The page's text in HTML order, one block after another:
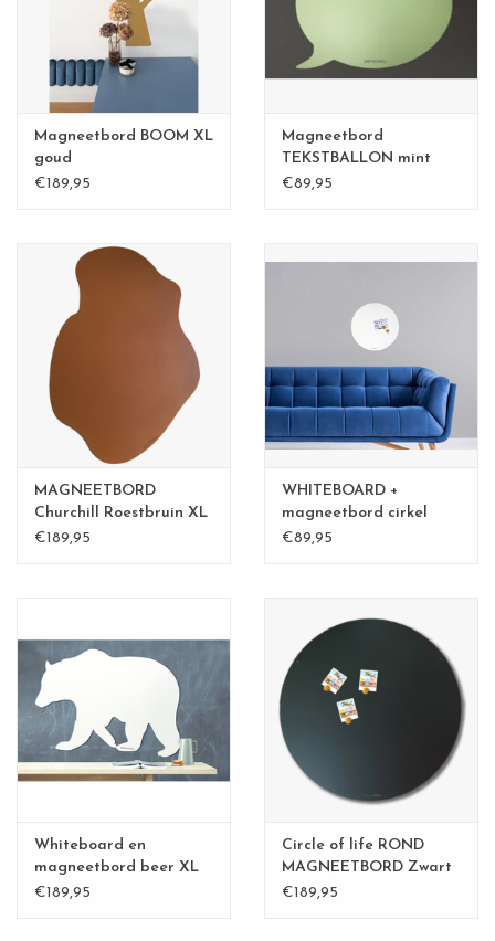
Magneetbord BOOM XL
goud
€189,95
Magneetbord
TEKSTBALLON mint
groen
€89,95
MAGNEETBORD
Churchill Roestbruin XL
€189,95
WHITEBOARD +
magneetbord cirkel
rond 50 cm
€89,95
Whiteboard en
magneetbord beer XL
€189,95
Circle of life ROND
MAGNEETBORD Zwart
-83 cm
€189,95